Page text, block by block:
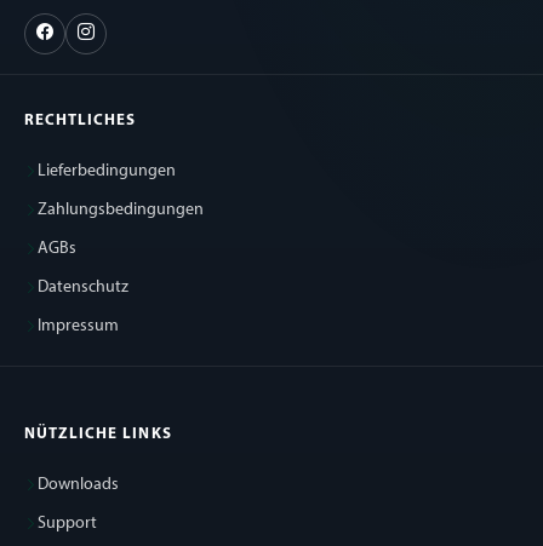
RECHTLICHES
Lieferbedingungen
Zahlungsbedingungen
AGBs
Datenschutz
Impressum
NÜTZLICHE LINKS
Downloads
Support